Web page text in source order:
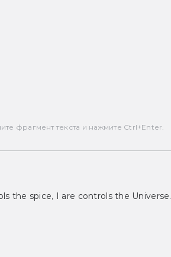
фрагмент текста и нажмите Ctrl+Enter.
the spice, I are controls the Universe.